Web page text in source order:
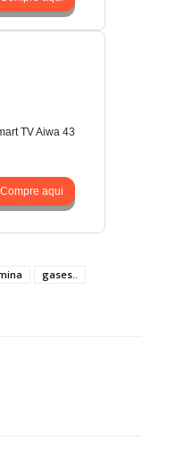
TV Aiwa 43
Compre aqui
gases..